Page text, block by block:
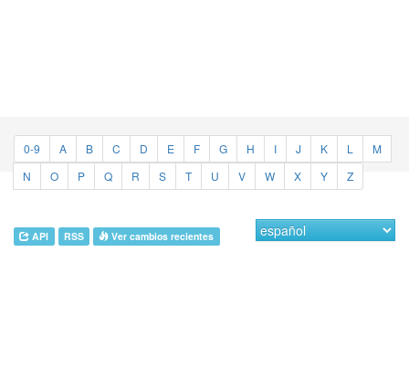
0-9 A B C D E F G H I J K L
M
N
O P Q R S T U V W X Y Z
API RSS Ver cambios recientes